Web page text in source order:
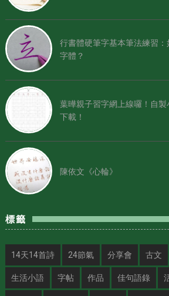
行書體硬筆字基本筆法練習
字體？
葉曄親子習字網上線囉！自
下載！
陳依文《心輪》
標籤
14天14首詩 24節氣 分享會 古文
生活小語 字帖 作品 佳句語錄